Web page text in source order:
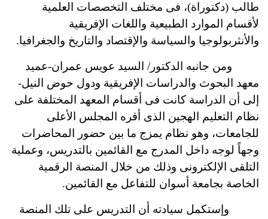
طالب (دكتوراة)، فى مختلف التخصصات العلمية
لأقسام الموارد الطبيعية واللغات الإفريقية
والأنثربولوجيا والسياسة والإقتصاد والتاريخ والجغرافيا.
ومن جانبه الدكتور/ السيد عويس عمران-عميد
معهد البحوث والدراسات الإفريقية ودول حوض النيل-
إلى أن الدراسة كانت فى أقسام المعهد المختلفة على
نظام التعليم الهجين الذى أقره المجلس الأعلى
للجامعات، وهو نظام يمزج ما بين حضور المحاضرات
وجهاً لوجه داخل المدرج مع القائمين بالتدريس، وعملية
التلقى الإلكترونى وذلك من خلال المنصة الرقمية
الخاصة بجامعة أسوان للتفاعل مع القائمين.
وإستكمل سيادته أن التدريس على تلك المنصة